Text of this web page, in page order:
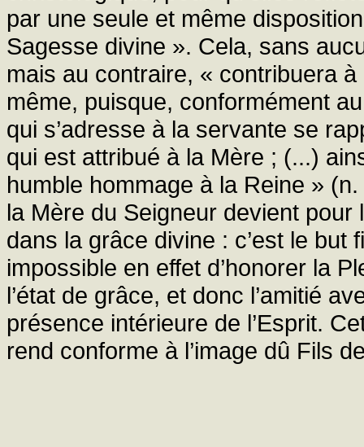
par une seule et même
Sagesse divine ». Cela, sans
mais au contraire, « contribuera
même, puisque, conformément
qui s’adresse à la servante se
qui est attribué à la Mère ; (...)
humble hommage à la Reine »
la Mère du Seigneur devient
dans la grâce divine : c’est le
impossible en effet d’honorer la
l’état de grâce, et donc l’amitié
présence intérieure de l’Esprit.
rend conforme à l’image dû Fils